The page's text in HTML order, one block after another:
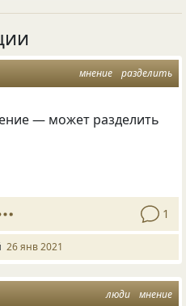
мнение разделить
— может разделить
1
26 янв 2021
люди мнение